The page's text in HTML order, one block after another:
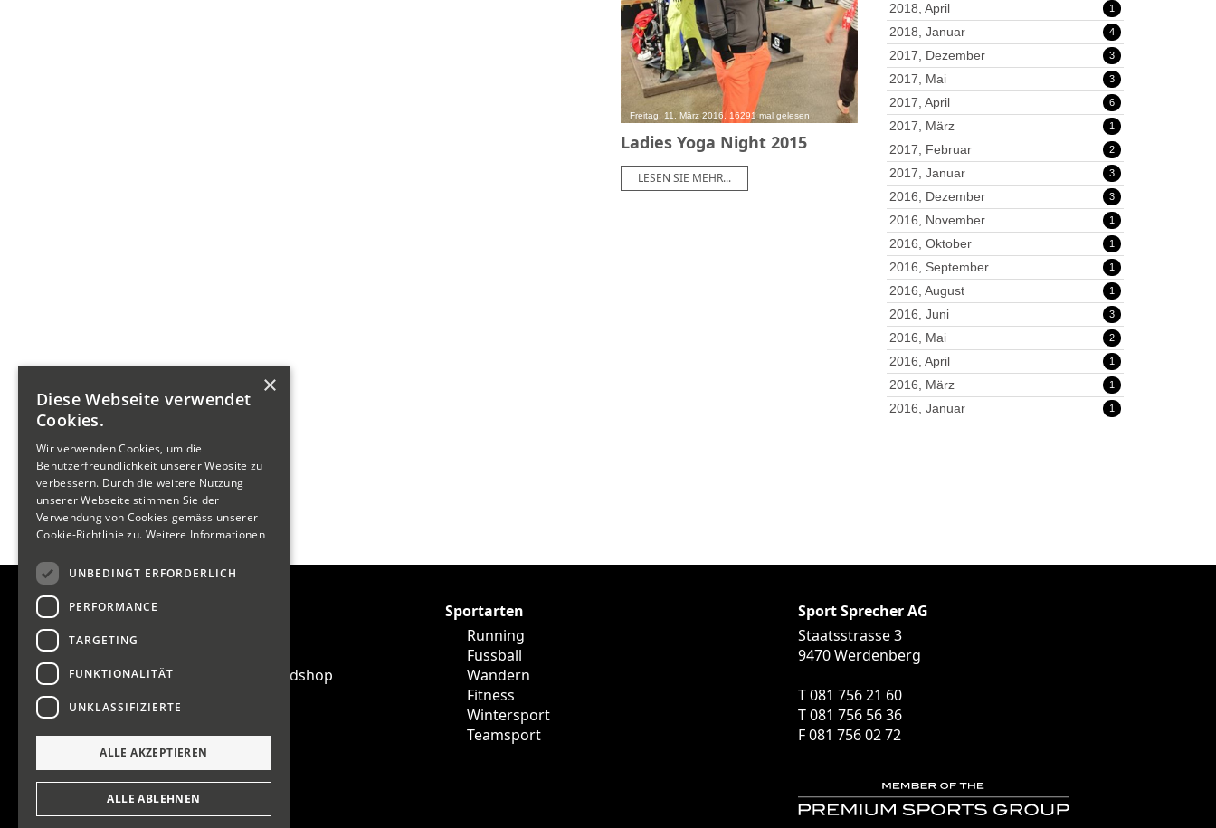
Freitag, 11. März 2016, 16291 mal gelesen
Ladies Yoga Night 2015
LESEN SIE MEHR...
2018, April 1
2018, Januar 4
2017, Dezember 3
2017, Mai 3
2017, April 6
2017, März 1
2017, Februar 2
2017, Januar 3
2016, Dezember 3
2016, November 1
2016, Oktober 1
2016, September 1
2016, August 1
2016, Juni 3
2016, Mai 2
2016, April 1
2016, März 1
2016, Januar 1
Quicklinks
SportHuus
Victim Circle Roll- & Boarsdshop
News
Events
Sportarten
Running
Fussball
Wandern
Fitness
Wintersport
Teamsport
Sport Sprecher AG
Staatsstrasse 3
9470 Werdenberg
T 081 756 21 60
T 081 756 56 36
F 081 756 02 72
×
Diese Webseite verwendet
Cookies.
Wir verwenden Cookies, um die
Benutzerfreundlichkeit unserer Website zu
verbessern. Durch die weitere Nutzung
unserer Webseite stimmen Sie der
Verwendung von Cookies gemäss unserer
Cookie-Richtlinie zu. Weitere Informationen
UNBEDINGT ERFORDERLICH
PERFORMANCE
TARGETING
FUNKTIONALITÄT
UNKLASSIFIZIERTE
ALLE AKZEPTIEREN
ALLE ABLEHNEN